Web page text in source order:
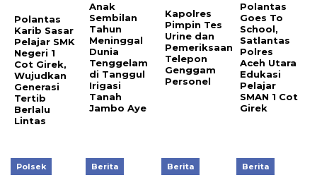
Polantas
Karib Sasar
Pelajar SMK
Negeri 1
Cot Girek,
Wujudkan
Generasi
Tertib
Berlalu
Lintas
Anak
Sembilan
Tahun
Meninggal
Dunia
Tenggelam
di Tanggul
Irigasi
Tanah
Jambo Aye
Kapolres
Pimpin Tes
Urine dan
Pemeriksaan
Telepon
Genggam
Personel
Polantas
Goes To
School,
Satlantas
Polres
Aceh Utara
Edukasi
Pelajar
SMAN 1 Cot
Girek
Polsek Berita Berita Berita